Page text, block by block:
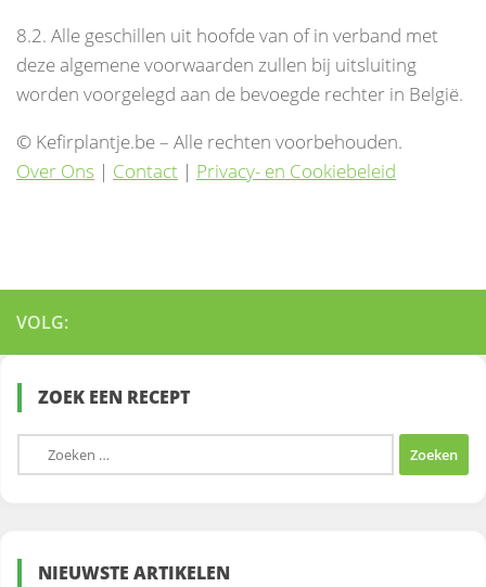
8.2. Alle geschillen uit hoofde van of in verband met
deze algemene voorwaarden zullen bij uitsluiting
worden voorgelegd aan de bevoegde rechter in België.
© Kefirplantje.be – Alle rechten voorbehouden.
Over Ons | Contact | Privacy- en Cookiebeleid
VOLG:
ZOEK EEN RECEPT
Zoeken
naar:
NIEUWSTE ARTIKELEN